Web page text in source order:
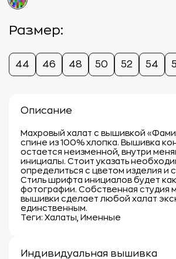
Размер:
44 46 48 50 52 54
Описание
Махровый халат с вышивкой
спине из 100% хлопка. Вышивка
остается неизменной, внутри
инициалы. Стоит указать
определиться с цветом изделия и
Стиль шрифта инициалов будет
фотографии. Собственная студия
вышивки сделает любой халат
единственным.
Теги: Халаты, Именные
Индивидуальная вышивка